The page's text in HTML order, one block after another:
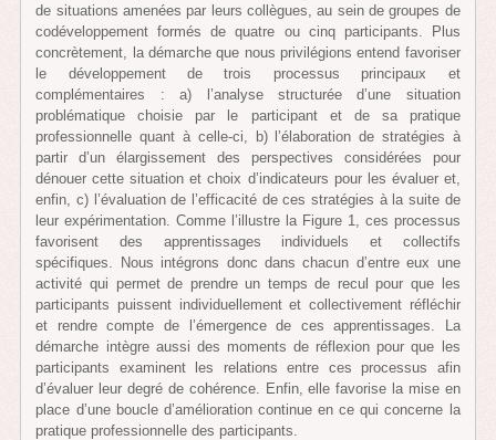
de situations amenées par leurs collègues, au sein de groupes de
codéveloppement formés de quatre ou cinq participants. Plus
concrètement, la démarche que nous privilégions entend favoriser
le développement de trois processus principaux et
complémentaires : a) l’analyse structurée d’une situation
problématique choisie par le participant et de sa pratique
professionnelle quant à celle-ci, b) l’élaboration de stratégies à
partir d’un élargissement des perspectives considérées pour
dénouer cette situation et choix d’indicateurs pour les évaluer et,
enfin, c) l’évaluation de l’efficacité de ces stratégies à la suite de
leur expérimentation. Comme l’illustre la Figure 1, ces processus
favorisent des apprentissages individuels et collectifs
spécifiques. Nous intégrons donc dans chacun d’entre eux une
activité qui permet de prendre un temps de recul pour que les
participants puissent individuellement et collectivement réfléchir
et rendre compte de l’émergence de ces apprentissages. La
démarche intègre aussi des moments de réflexion pour que les
participants examinent les relations entre ces processus afin
d’évaluer leur degré de cohérence. Enfin, elle favorise la mise en
place d’une boucle d’amélioration continue en ce qui concerne la
pratique professionnelle des participants.